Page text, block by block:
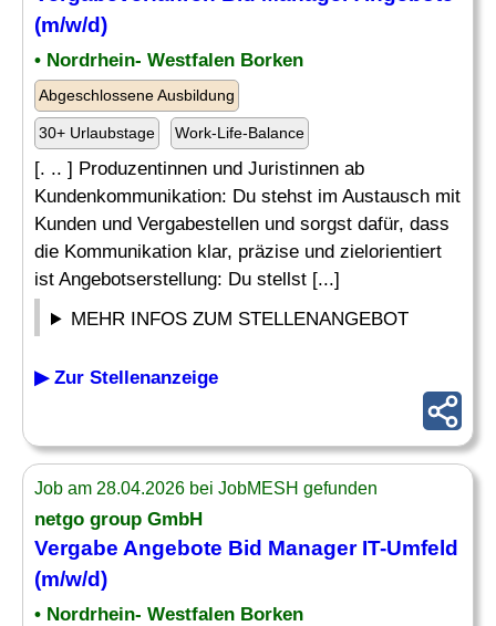
(m/w/d)
• Nordrhein- Westfalen Borken
Abgeschlossene Ausbildung
30+ Urlaubstage Work-Life-Balance
[. .. ] Produzentinnen und Juristinnen ab
Kundenkommunikation: Du stehst im Austausch mit
Kunden und Vergabestellen und sorgst dafür, dass
die Kommunikation klar, präzise und zielorientiert
ist Angebotserstellung: Du stellst [...]
MEHR INFOS ZUM STELLENANGEBOT
▶ Zur Stellenanzeige
Job am 28.04.2026 bei JobMESH gefunden
netgo group GmbH
Vergabe Angebote Bid Manager IT-Umfeld
(m/w/d)
• Nordrhein- Westfalen Borken